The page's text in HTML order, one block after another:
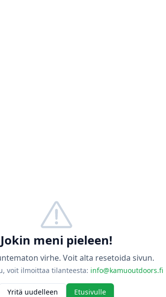
Jokin meni pieleen!
virhe. Voit alta resetoida sivun.
voit ilmoittaa tilanteesta: info@kamuoutdoors.fi
Yritä uudelleen Etusivulle